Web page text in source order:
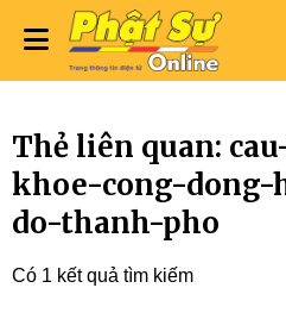
Thẻ liên quan:
khoe-cong-
do-thanh-pho
Có 1 kết quả tìm kiếm